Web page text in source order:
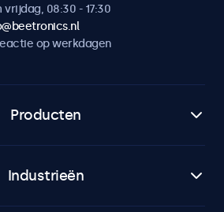
08:30 - 17:30
op werkdagen
Producten
Industrieën